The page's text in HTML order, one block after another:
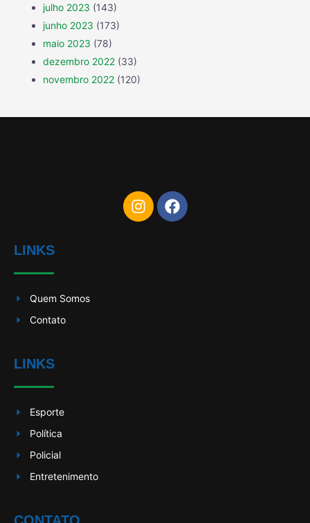
julho 2023 (143)
junho 2023 (173)
maio 2023 (78)
dezembro 2022 (33)
novembro 2022 (120)
LINKS
Quem Somos
Contato
LINKS
Esporte
Política
Policial
Entretenimento